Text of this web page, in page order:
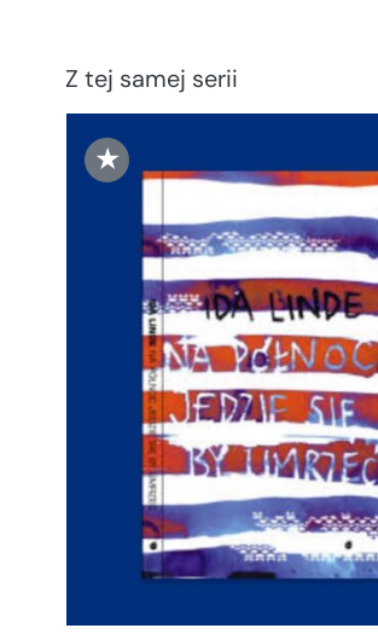
Z tej samej serii
★
DODAJ DO KOSZYKA /